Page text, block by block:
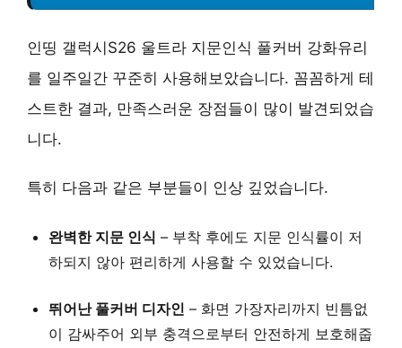
인띵 갤럭시S26 울트라 지문인식 풀커버 강화유리
를 일주일간 꾸준히 사용해보았습니다. 꼼꼼하게 테
스트한 결과, 만족스러운 장점들이 많이 발견되었습
니다.
특히 다음과 같은 부분들이 인상 깊었습니다.
완벽한 지문 인식 – 부착 후에도 지문 인식률이 저
하되지 않아 편리하게 사용할 수 있었습니다.
뛰어난 풀커버 디자인 – 화면 가장자리까지 빈틈없
이 감싸주어 외부 충격으로부터 안전하게 보호해줍